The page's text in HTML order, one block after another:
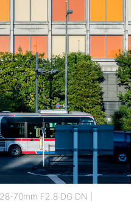
70mm F2.8 DG DN |